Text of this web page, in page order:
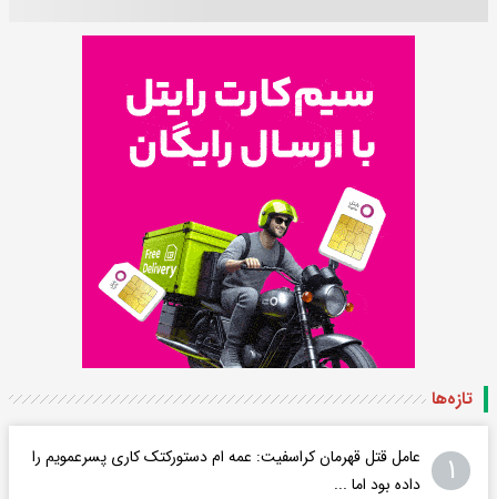
تازه‌ها
۱
عامل قتل قهرمان کراسفیت: عمه ام دستورکتک کاری پسرعمویم را
داده بود اما ...